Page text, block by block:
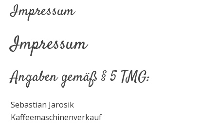
Impressum
Impressum
Angaben gemäß § 5 TMG:
Sebastian Jarosik
Kaffeemaschinenverkauf